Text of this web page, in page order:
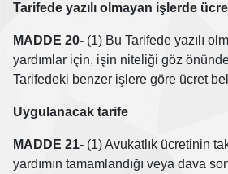
Tarifede yazılı olmayan işlerde
MADDE 20-(1) Bu Tarifede yazılı
yardımlar için, işin niteliği göz
Tarifedeki benzer işlere göre ücret
Uygulanacak tarife
MADDE 21-(1) Avukatlık ücretinin
yardımın tamamlandığı veya dava